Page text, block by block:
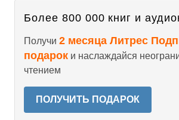
Более 800 000 книг и
Получи 2 месяца Литрес
подарок и наслаждайся
чтением
ПОЛУЧИТЬ ПОДАРОК